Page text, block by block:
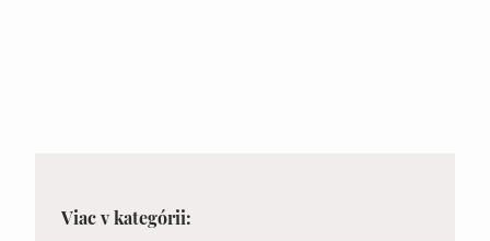
Viac v kategórii: